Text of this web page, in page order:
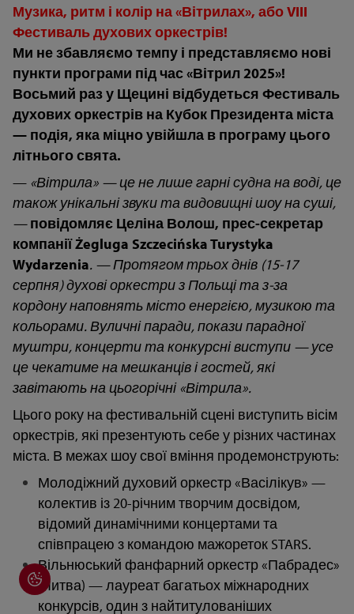
Музика, ритм і колір на «Вітрилах», або VIII
Фестиваль духових оркестрів!
Ми не збавляємо темпу і представляємо нові
пункти програми під час «Вітрил 2025»!
Восьмий раз у Щецині відбудеться Фестиваль
духових оркестрів на Кубок Президента міста
— подія, яка міцно увійшла в програму цього
літнього свята.
— «Вітрила» — це не лише гарні судна на воді, це
також унікальні звуки та видовищні шоу на суші,
—повідомляє Целіна Волош, прес-секретар
компанії Żegluga Szczecińska Turystyka
Wydarzenia. — Протягом трьох днів (15-17
серпня) духові оркестри з Польщі та з-за
кордону наповнять місто енергією, музикою та
кольорами. Вуличні паради, покази парадної
муштри, концерти та конкурсні виступи — усе
це чекатиме на мешканців і гостей, які
завітають на цьогорічні «Вітрила».
Цього року на фестивальній сцені виступить вісім
оркестрів, які презентують себе у різних частинах
міста. В межах шоу свої вміння продемонструють:
Молодіжний духовий оркестр «Васілікув» —
колектив із 20-річним творчим досвідом,
відомий динамічними концертами та
співпрацею з командою мажореток STARS.
Вільнюський фанфарний оркестр «Пабрадес»
(Литва) — лауреат багатьох міжнародних
конкурсів, один з найтитулованіших